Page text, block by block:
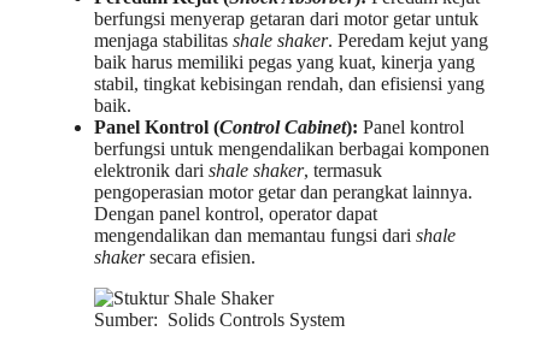
berfungsi menyerap getaran dari motor getar untuk
menjaga stabilitas shale shaker. Peredam kejut yang
baik harus memiliki pegas yang kuat, kinerja yang
stabil, tingkat kebisingan rendah, dan efisiensi yang
baik.
Panel Kontrol (Control Cabinet): Panel kontrol
berfungsi untuk mengendalikan berbagai komponen
elektronik dari shale shaker, termasuk
pengoperasian motor getar dan perangkat lainnya.
Dengan panel kontrol, operator dapat
mengendalikan dan memantau fungsi dari shale
shakersecara efisien.
Sumber: Solids Controls System